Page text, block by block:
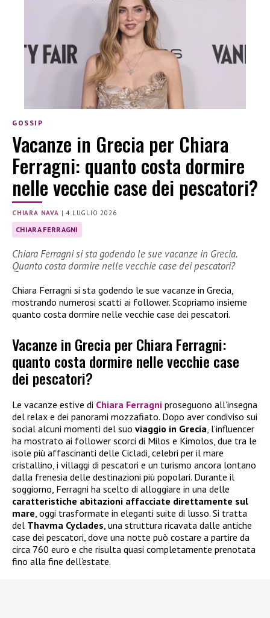
GOSSIP
Vacanze in Grecia per Chiara
Ferragni: quanto costa dormire
nelle vecchie case dei pescatori?
CHIARA NAVA |4 LUGLIO 2026
CHIARA FERRAGNI
Chiara Ferragni si sta godendo le sue vacanze in Grecia.
Quanto costa dormire nelle vecchie case dei pescatori?
Chiara Ferragni si sta godendo le sue vacanze in Grecia,
mostrando numerosi scatti ai follower. Scopriamo insieme
quanto costa dormire nelle vecchie case dei pescatori.
Vacanze in Grecia per Chiara Ferragni:
quanto costa dormire nelle vecchie case
dei pescatori?
Le vacanze estive di Chiara Ferragni proseguono all’insegna
del relax e dei panorami mozzafiato. Dopo aver condiviso sui
social alcuni momenti del suo viaggio in Grecia, l’influencer
ha mostrato ai follower scorci di Milos e Kimolos, due tra le
isole più affascinanti delle Cicladi, celebri per il mare
cristallino, i villaggi di pescatori e un turismo ancora lontano
dalla frenesia delle destinazioni più popolari. Durante il
soggiorno, Ferragni ha scelto di alloggiare in una delle
caratteristiche abitazioni affacciate direttamente sul
mare, oggi trasformate in eleganti suite di lusso. Si tratta
del Thavma Cyclades, una struttura ricavata dalle antiche
case dei pescatori, dove una notte può costare a partire da
circa 760 euro e che risulta quasi completamente prenotata
fino alla fine dell’estate.